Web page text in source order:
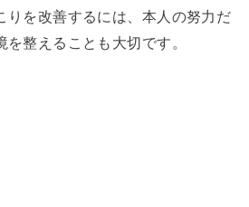
りを改善するには、本人の努力だ
整えることも大切です。